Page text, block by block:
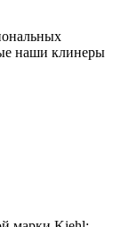
наши клинеры